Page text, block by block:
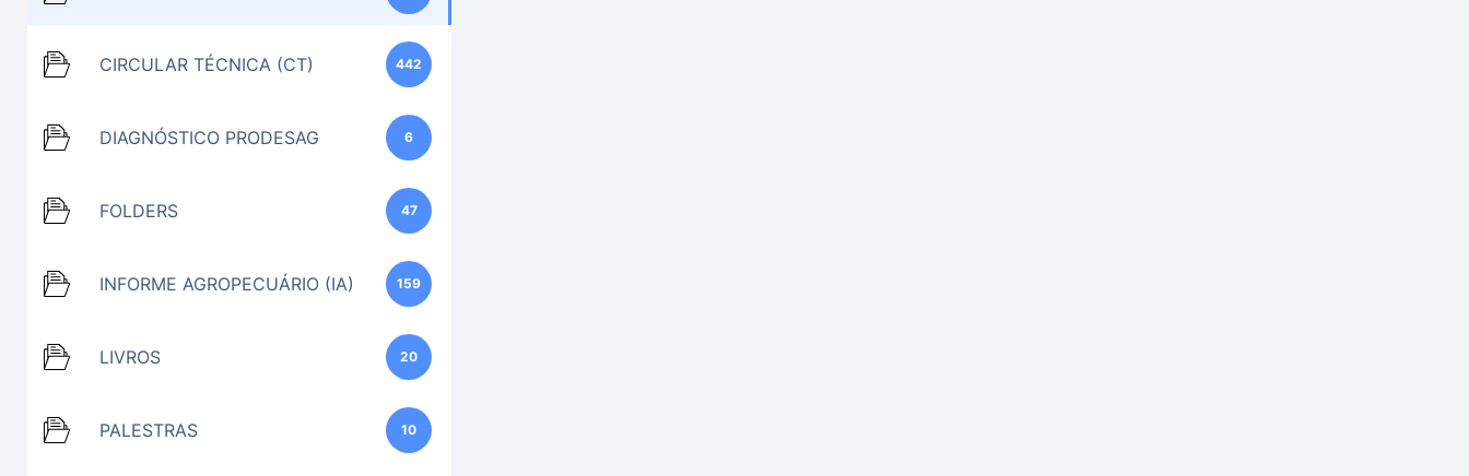
CIRCULAR TÉCNICA (CT) 442
DIAGNÓSTICO PRODESAG 6
FOLDERS 47
INFORME AGROPECUÁRIO (IA) 159
LIVROS 20
PALESTRAS 10